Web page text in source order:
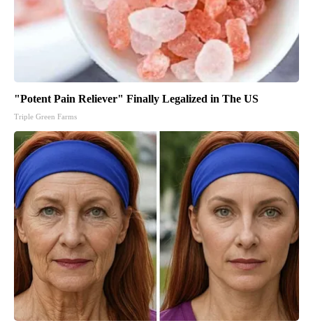
"Potent Pain Reliever" Finally Legalized in The US
Triple Green Farms